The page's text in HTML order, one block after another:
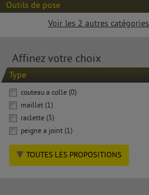
Outils de pose
Voir les 2 autres catégories
Affinez votre choix
Type
couteau a colle (0)
maillet (1)
raclette (3)
peigne a joint (1)
TOUTES LES PROPOSITIONS